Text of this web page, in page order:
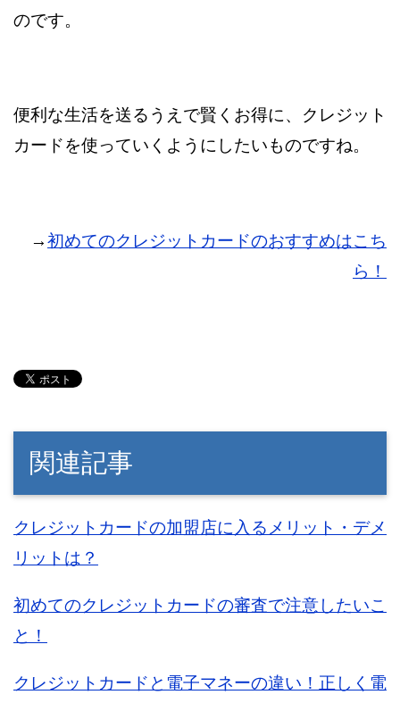
のです。
便利な生活を送るうえで賢くお得に、クレジット
カードを使っていくようにしたいものですね。
→初めてのクレジットカードのおすすめはこち
ら！
関連記事
クレジットカードの加盟店に入るメリット・デメ
リットは？
初めてのクレジットカードの審査で注意したいこ
と！
クレジットカードと電子マネーの違い！正しく電